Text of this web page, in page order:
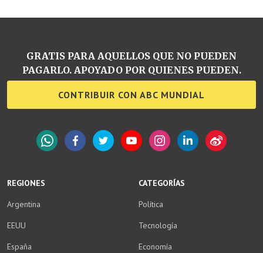
REGIONES
Argentina
EEUU
España
CATEGORÍAS
Política
Tecnología
Economía
GRATIS PARA AQUELLOS QUE NO PUEDEN
PAGARLO. APOYADO POR QUIENES PUEDEN.
CONTRIBUIR CON ABC MUNDIAL